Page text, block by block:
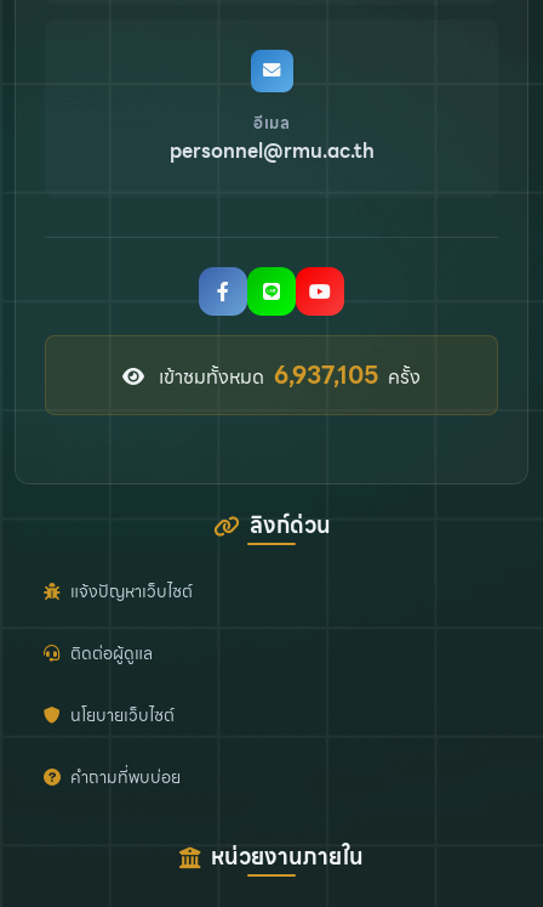
อีเมล
personnel@rmu.ac.th
เข้าชมทั้งหมด 7,910,734 ครั้ง
ลิงก์ด่วน
แจ้งปัญหาเว็บไซต์
ติดต่อผู้ดูแล
นโยบายเว็บไซต์
คำถามที่พบบ่อย
หน่วยงานภายใน